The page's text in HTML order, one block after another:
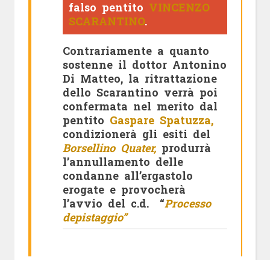
falso pentito VINCENZO
SCARANTINO.
Contrariamente a quanto
sostenne il dottor Antonino
Di Matteo, la ritrattazione
dello Scarantino verrà poi
confermata nel merito dal
pentito Gaspare Spatuzza,
condizionerà gli esiti del
Borsellino Quater, produrrà
l’annullamento delle
condanne all’ergastolo
erogate e provocherà
l’avvio del c.d. “Processo
depistaggio”